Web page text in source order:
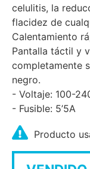
celulitis, la
flacidez de
Calentamiento
Pantalla táctil y
completamente
negro.
- Voltaje: 100-
- Fusible: 5’5A
Producto